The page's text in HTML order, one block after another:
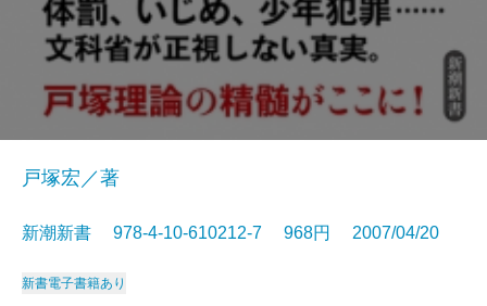
戸塚宏／著
新潮新書 978-4-10-610212-7 968円 2007/04/20
新書電子書籍あり